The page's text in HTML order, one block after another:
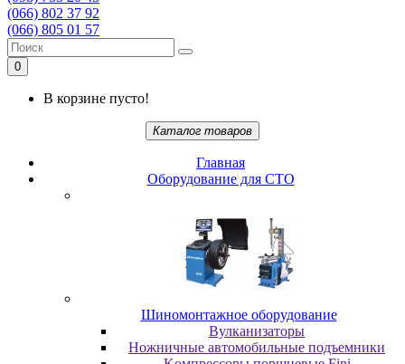
(066) 802 37 92
(066) 805 01 57
0
В корзине пусто!
Каталог товаров
Главная
Oбopудoвaниe для CTO
Шиномонтажное оборудование
Bулкaнизaтopы
Hoжничныe aвтoмoбильныe пoдъeмники